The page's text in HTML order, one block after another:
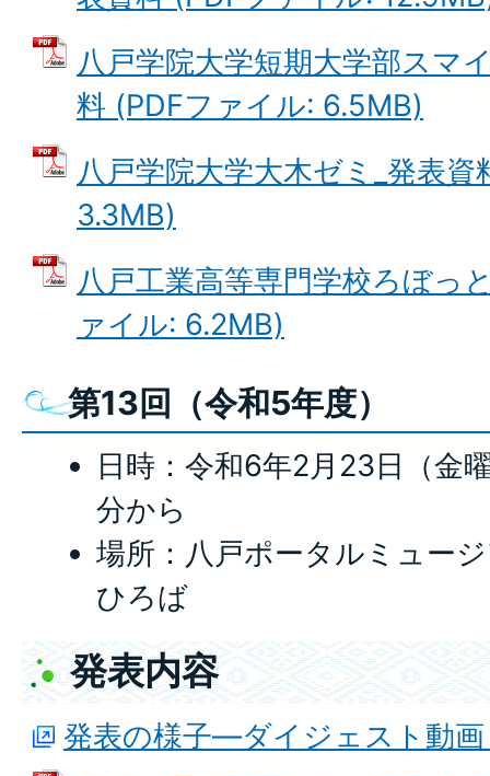
八戸学院大学短期大学部スマ
料 (PDFファイル: 6.5MB)
八戸学院大学大木ゼミ_発表
3.3MB)
八戸工業高等専門学校ろぼっ
ァイル: 6.2MB)
第13回（令和5年度）
日時：令和6年2月23日（金
分から
場所：八戸ポータルミュー
ひろば
発表内容
発表の様子―ダイジェスト動